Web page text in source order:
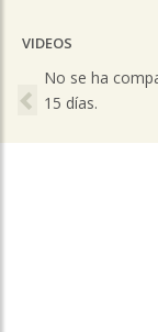
VIDEOS
No se ha
15 días.
Previous